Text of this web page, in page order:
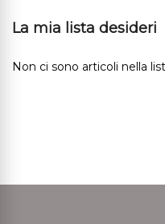
La mia lista desideri
Non ci sono articoli nella